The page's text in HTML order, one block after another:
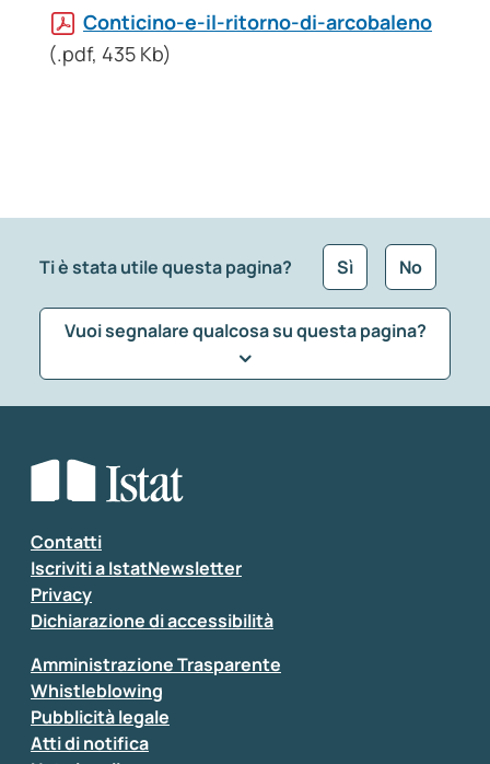
Conticino-e-il-ritorno-di-arcobaleno
(.pdf, 435 Kb)
Ti è stata utile questa pagina? Sì No
Vuoi segnalare qualcosa su questa pagina?
Seleziona la tipologia della segnalazione
Inserisci il tuo commento
Contatti
Iscriviti a IstatNewsletter
Privacy
Dichiarazione di accessibilità
Amministrazione Trasparente
Whistleblowing
Pubblicità legale
Atti di notifica